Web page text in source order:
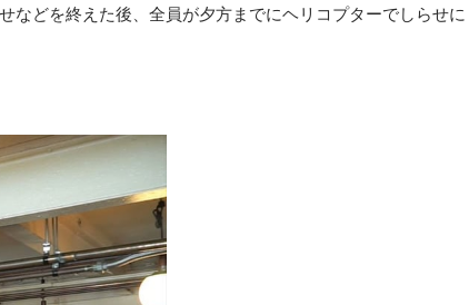
などを終えた後、全員が夕方までにヘリコプターでしらせに